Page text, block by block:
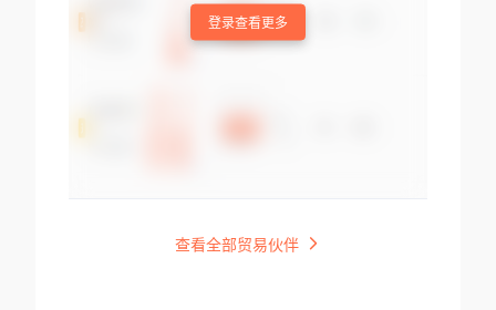
登录查看更多
查看全部贸易伙伴